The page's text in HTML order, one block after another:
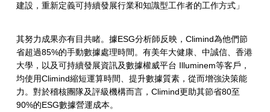
建設，重新定義可持續發展行業和知識型工作者的工作方式」
其努力成果亦有目共睹。據ESG分析師反映，Climind為他們節
省超過85%的手動數據處理時間。有美年大健康、中誠信、香港
大學，以及可持續發展資訊及數據權威平台 Illuminem等客戶，
均使用Climind縮短運算時間、提升數據質素，從而增強決策能
力。對於稽核團隊及評級機構而言，Climind更助其節省80至
90%的ESG數據營運成本。